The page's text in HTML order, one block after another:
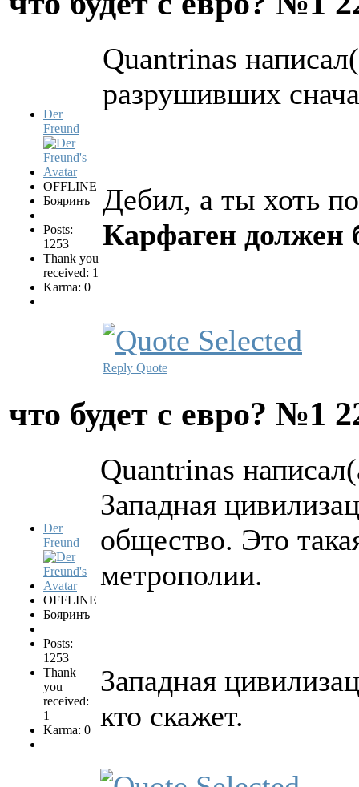
Der
Freund
OFFLINE
Бояринъ
Posts:
1253
Thank you
received: 1
Karma: 0
Quantrinas
разрушивших
Дебил, а ты хоть
Карфаген должен
Reply Quote
что будет с евро? №1
Der
Freund
OFFLINE
Бояринъ
Posts:
1253
Thank
you
received:
1
Karma: 0
Quantrinas
Западная
общество. Это
метрополии.
Западная
кто скажет.